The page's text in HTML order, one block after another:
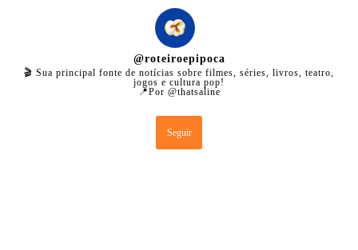
@roteiroepipoca
🎬 Sua principal fonte de notícias sobre filmes, séries, livros, teatro,
jogos e cultura pop!
📍Por @thatsaline
Seguir